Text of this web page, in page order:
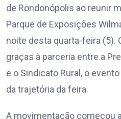
de Rondonópolis ao reunir
Parque de Exposições
noite desta quarta-feira (5).
graças à parceria entre a
e o Sindicato Rural, o
da trajetória da feira.
A movimentação começou